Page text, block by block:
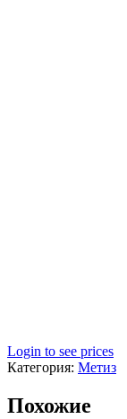
Login to see prices
Категория: Метиз
Похожие